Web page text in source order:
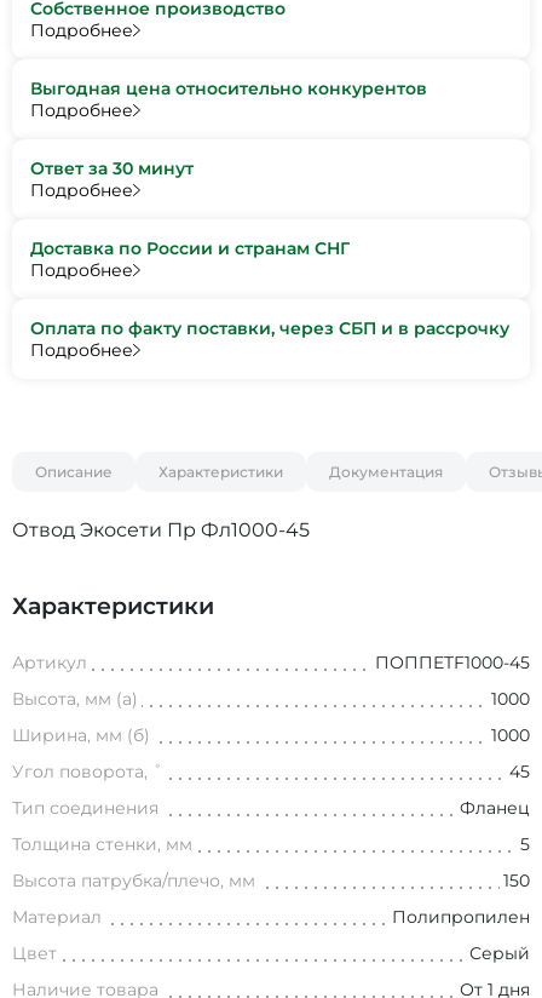
Собственное производство
Подробнее
Выгодная цена относительно конкурентов
Подробнее
Ответ за 30 минут
Подробнее
Доставка по России и странам СНГ
Подробнее
Оплата по факту поставки, через СБП и в рассрочку
Подробнее
Описание Характеристики Документация
Отвод Экосети Пр Фл1000-45
Характеристики
Артикул
ПОППETF1000-45
Высота, мм (а)
1000
Ширина, мм (б)
1000
Угол поворота, ˚
45
Тип соединения
Фланец
Толщина стенки, мм
5
Высота патрубка/плечо, мм
150
Материал
Полипропилен
Цвет
Серый
Наличие товара
От 1 дня